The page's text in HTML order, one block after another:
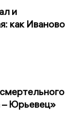
и
как Иваново
Юрьевец»